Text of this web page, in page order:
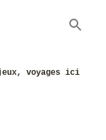
voyages ici